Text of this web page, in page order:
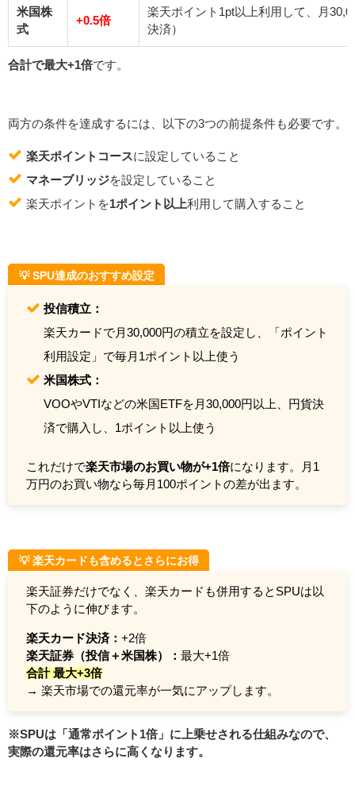
米国株
式
+0.5倍
楽天ポイント1pt以上利用して、月
決済）
合計で最大+1倍です。
両方の条件を達成するには、以下の3つの前提条件も必要です。
楽天ポイントコース に設定していること
マネーブリッジを設定していること
楽天ポイントを1ポイント以上利用して購入すること
💡 SPU達成のおすすめ設定
投信積立：
楽天カードで月30,000円の積立を設定し、「ポイント
利用設定」で毎月1ポイント以上使う
米国株式：
VOOやVTIなどの米国ETFを月30,000円以上、円貨決
済で購入し、1ポイント以上使う
これだけで楽天市場のお買い物が+1倍になります。月1
万円のお買い物なら毎月100ポイントの差が出ます。
💡 楽天カードも含めるとさらにお得
楽天証券だけでなく、楽天カードも併用するとSPUは以
下のように伸びます。
楽天カード決済： +2倍
楽天証券（投信＋米国株）： 最大+1倍
合計 最大+3倍
→ 楽天市場での還元率が一気にアップします。
※SPUは「通常ポイント1倍」に上乗せされる仕組みなので、
実際の還元率はさらに高くなります。